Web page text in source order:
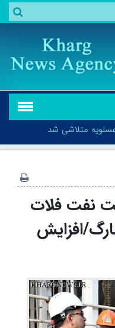
بوشهر صادر شد
نفت فلات
افزایش